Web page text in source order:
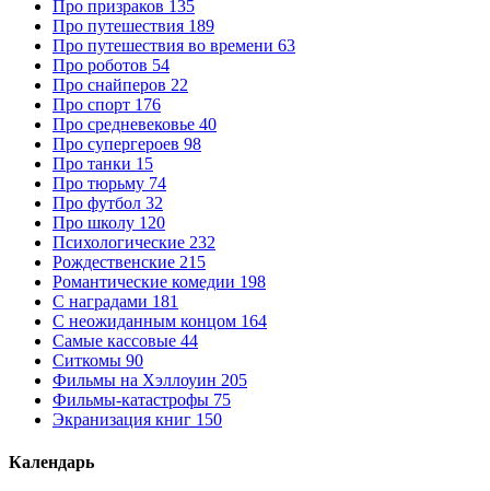
Про призраков 135
Про путешествия 189
Про путешествия во времени 63
Про роботов 54
Про снайперов 22
Про спорт 176
Про средневековье 40
Про супергероев 98
Про танки 15
Про тюрьму 74
Про футбол 32
Про школу 120
Психологические 232
Рождественские 215
Романтические комедии 198
С наградами 181
С неожиданным концом 164
Самые кассовые 44
Ситкомы 90
Фильмы на Хэллоуин 205
Фильмы-катастрофы 75
Экранизация книг 150
Календарь